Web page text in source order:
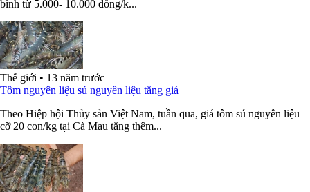
bình từ 5.000- 10.000 đồng/k...
Thế giới • 13 năm trước
Tôm nguyên liệu sú nguyên liệu tăng giá
Theo Hiệp hội Thủy sản Việt Nam, tuần qua, giá tôm sú nguyên liệu
cỡ 20 con/kg tại Cà Mau tăng thêm...